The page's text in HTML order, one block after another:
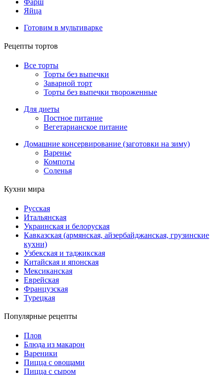
Фарш
Яйца
Готовим в мультиварке
Рецепты тортов
Все торты
Торты без выпечки
Заварной торт
Торты без выпечки твороженные
Для диеты
Постное питание
Вегетарианское питание
Домашние консервирование (заготовки на зиму)
Варенье
Компоты
Соленья
Кухни мира
Русская
Итальянская
Украинская и белоруская
Кавказская (армянская, айзербайджанская, грузинские
кухни)
Узбекская и таджикская
Китайская и японская
Мексиканская
Еврейская
Французская
Турецкая
Популярные рецепты
Плов
Блюда из макарон
Вареники
Пицца с овощами
Пицца с сыром